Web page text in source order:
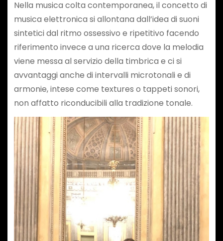
Nella musica colta contemporanea, il concetto di
musica elettronica si allontana dall’idea di suoni
sintetici dal ritmo ossessivo e ripetitivo facendo
riferimento invece a una ricerca dove la melodia
viene messa al servizio della timbrica e ci si
avvantaggi anche di intervalli microtonali e di
armonie, intese come textures o tappeti sonori,
non affatto riconducibili alla tradizione tonale.